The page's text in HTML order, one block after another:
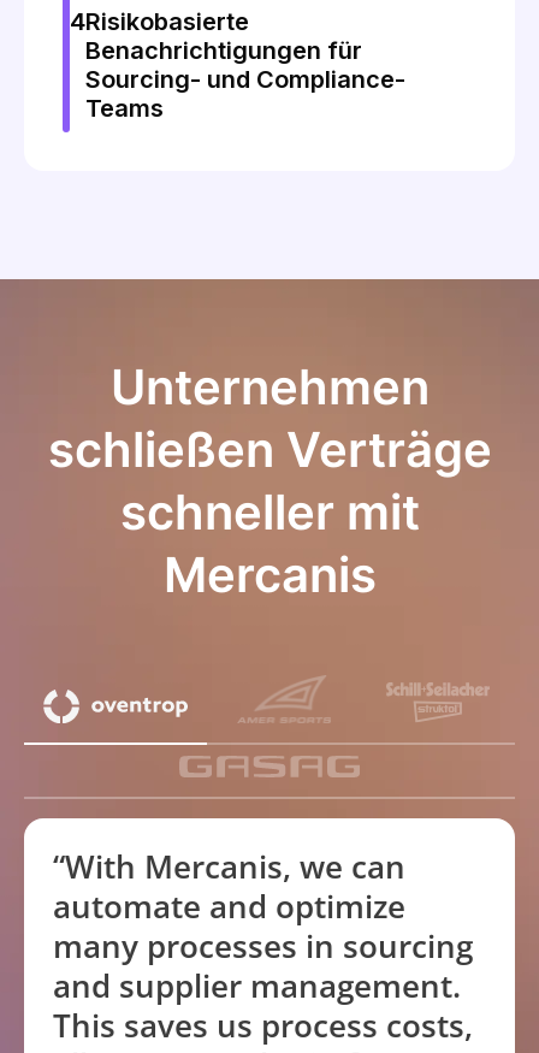
4Risikobasierte
Benachrichtigungen für
Sourcing- und Compliance-
Teams
Unternehmen
schließen Verträge
schneller mit
Mercanis
“With Mercanis, we can
automate and optimize
many processes in sourcing
and supplier management.
This saves us process costs,